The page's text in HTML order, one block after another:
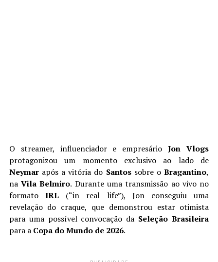
O streamer, influenciador e empresárioJon Vlogs
protagonizou um momento exclusivo ao lado de
Neymarapós a vitória do Santossobre oBragantino,
na Vila Belmiro. Durante uma transmissão ao vivo no
formato IRL(“in real life”), Jon conseguiu uma
revelação do craque, que demonstrou estar otimista
para uma possível convocação da Seleção Brasileira
para a Copa do Mundo de 2026.